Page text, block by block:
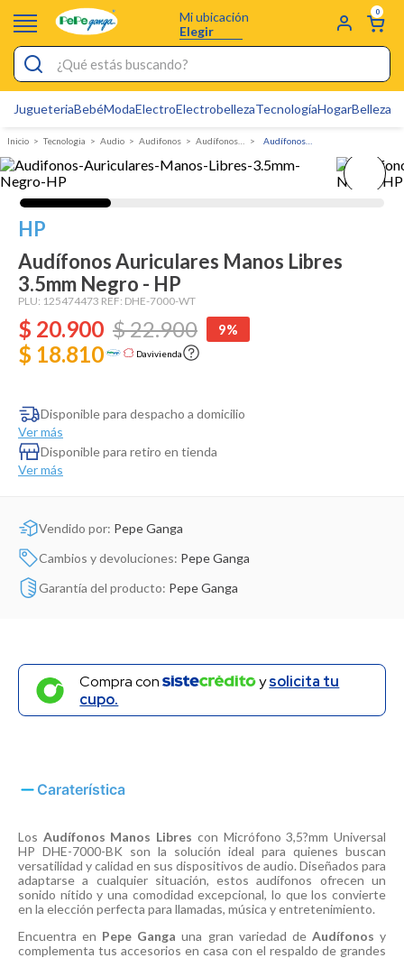
Mi ubicación
Elegir
0
¿Qué estás buscando?
JugueteriaBebéModaElectroElectrobellezaTecnologíaHogarBelleza
Tecnologia Audio Audifonos Audífonos con cable
HP
Audífonos Auriculares Manos Libres
3.5mm Negro - HP
PLU: 125474473 REF: DHE-7000-WT
$ 20.900 $22.900 9%
$ 18.810 Davivienda
Disponible para despacho a domicilio
Ver más
Disponible para retiro en tienda
Ver más
Vendido por: Pepe Ganga
Cambios y devoluciones: Pepe Ganga
Garantía del producto: Pepe Ganga
Compra con ysolicita tu
cupo.
Caraterística
Los Audífonos Manos Libres con Micrófono 3,5?mm Universal
HP DHE-7000-BK son la solución ideal para quienes buscan
versatilidad y calidad en sus dispositivos de audio. Diseñados para
adaptarse a cualquier situación, estos audífonos ofrecen un
sonido nítido y una comodidad excepcional, lo que los convierte
en la elección perfecta para llamadas, música y entretenimiento.
Encuentra en Pepe Ganga una gran variedad de Audífonos y
complementa tus accesorios en casa con el respaldo de grandes
Pijamas
Electro
Figuras Toy Story
Carters
Silla Mecedora Bebé
Cartas Pokemon
Dinosaurio Juguete